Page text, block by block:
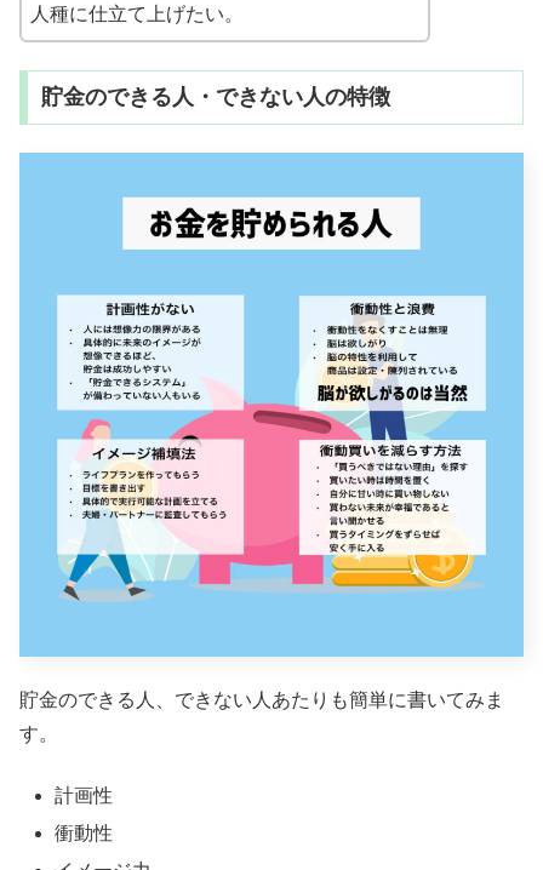
人種に仕立て上げたい。
貯金のできる人・できない人の特徴
貯金のできる人、できない人あたりも簡単に書いてみま
す。
計画性
衝動性